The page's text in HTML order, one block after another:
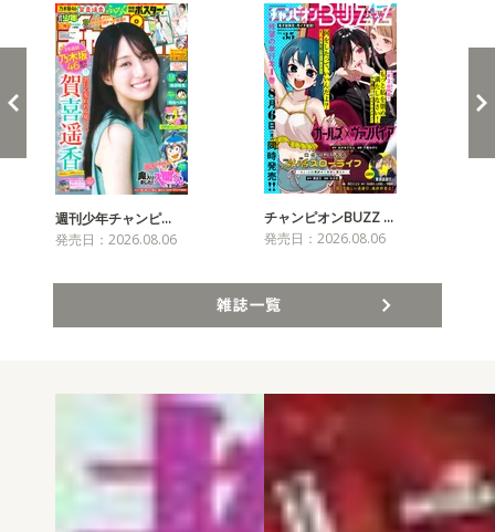
週刊少年チャンピ…
発売日：2026.08.06
チャンピオンBUZZ …
発売日：2026.08.06